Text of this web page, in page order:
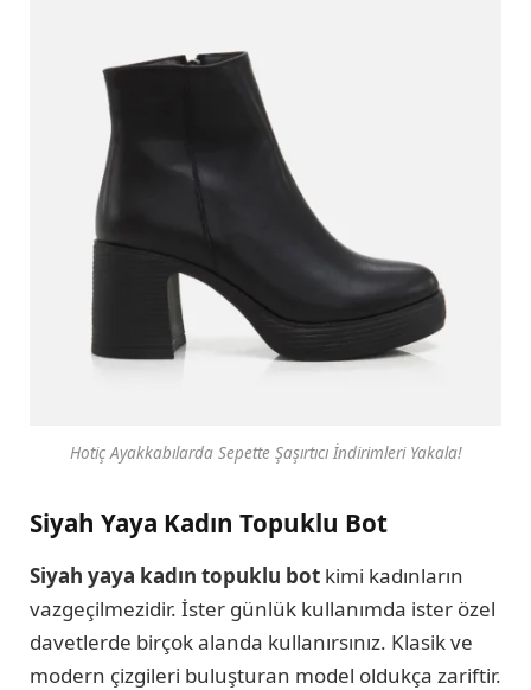
Hotiç Ayakkabılarda Sepette Şaşırtıcı İndirimleri Yakala!
Siyah Yaya Kadın Topuklu Bot
Siyah yaya kadın topuklu bot kimi kadınların
vazgeçilmezidir. İster günlük kullanımda ister özel
davetlerde birçok alanda kullanırsınız. Klasik ve
modern çizgileri buluşturan model oldukça zariftir.